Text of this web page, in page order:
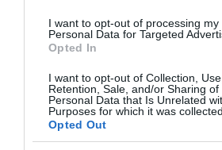
I want to opt-out of processing my
Personal Data for Targeted
Opted In
I want to opt-out of Collection, Use,
Retention, Sale, and/or Sharing of
Personal Data that Is Unrelated
Purposes for which it was collected.
Opted Out
Πρόσφατα Επεισόδια